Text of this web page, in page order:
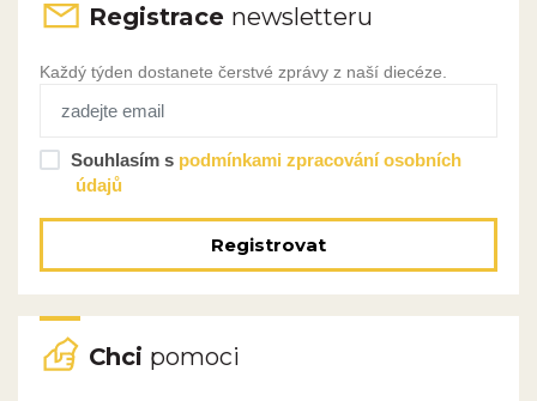
Registrace newsletteru
Každý týden dostanete čerstvé zprávy z naší diecéze.
Souhlasím s podmínkami zpracování osobních
údajů
Registrovat
Chci pomoci